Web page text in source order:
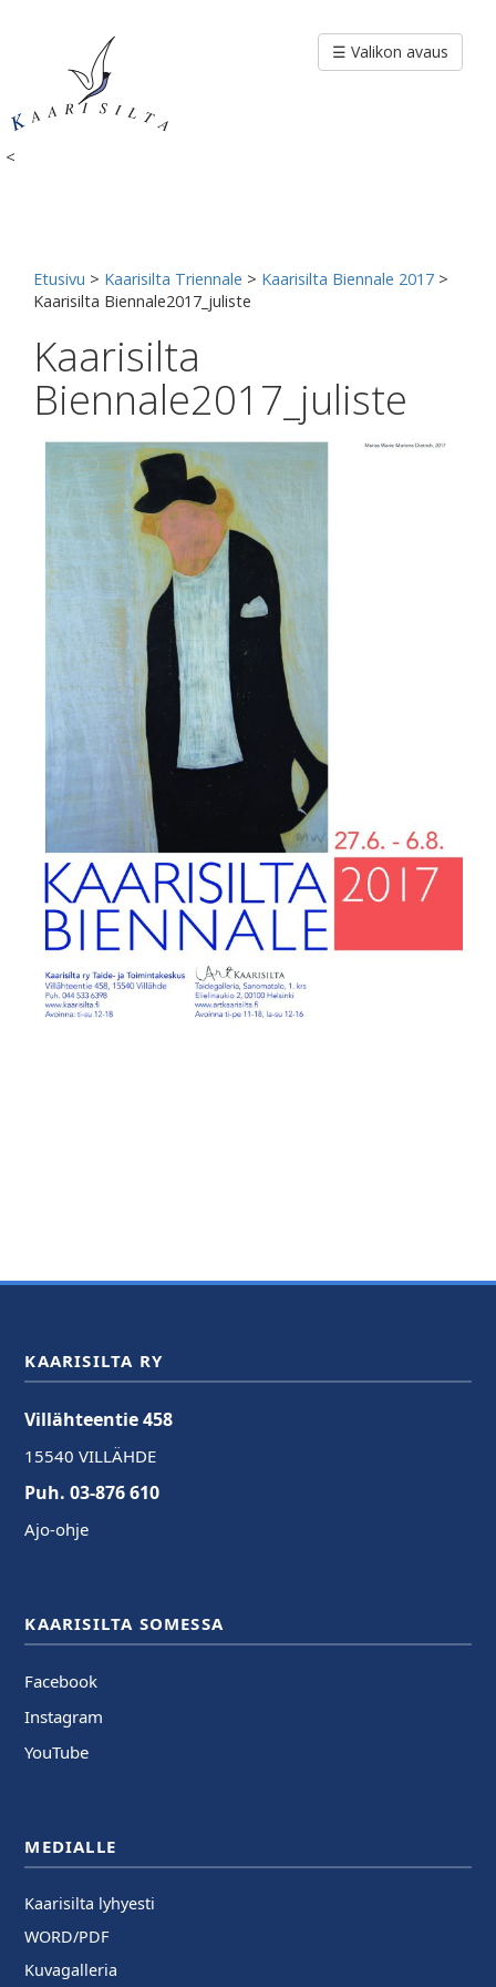
<
☰ Valikon avaus
Etusivu > Kaarisilta Triennale > Kaarisilta Biennale 2017 >
Kaarisilta Biennale2017_juliste
Kaarisilta
Biennale2017_juliste
KAARISILTA RY
Villähteentie 458
15540 VILLÄHDE
Puh. 03-876 610
Ajo-ohje
KAARISILTA SOMESSA
Facebook
Instagram
YouTube
MEDIALLE
Kaarisilta lyhyesti
WORD/PDF
Kuvagalleria